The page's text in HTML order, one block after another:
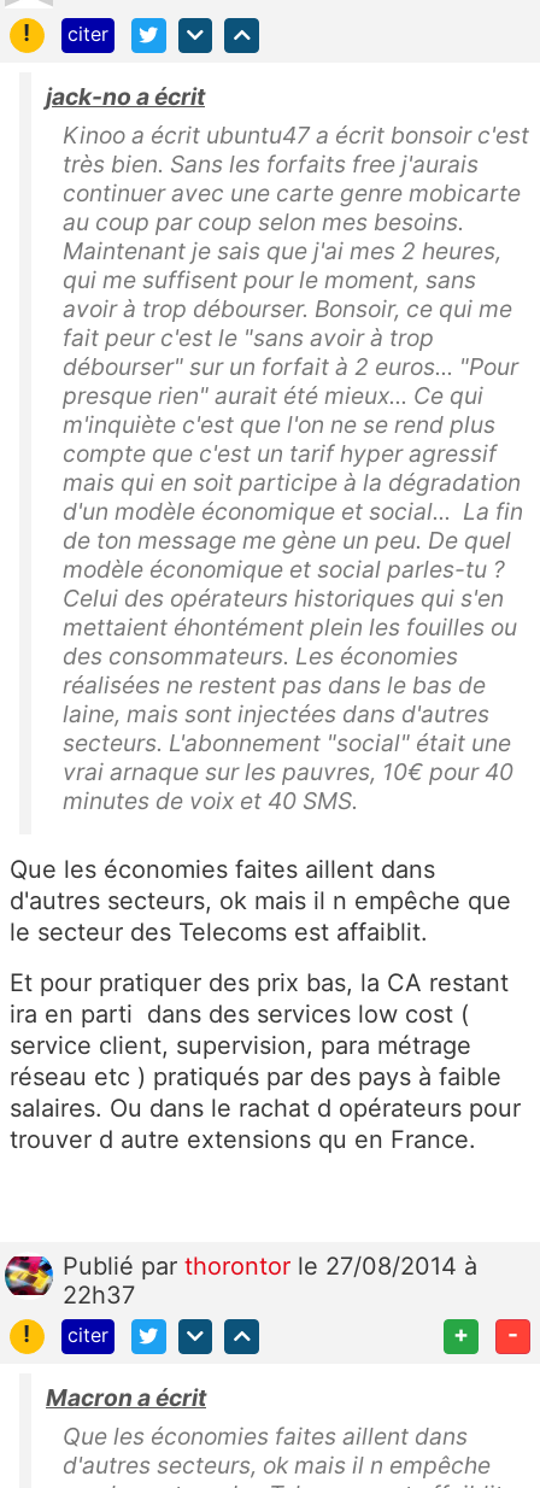
!
citer
jack-no a écrit
Kinoo a écrit ubuntu47 a écrit bonsoir c'est
très bien. Sans les forfaits free j'aurais
continuer avec une carte genre mobicarte
au coup par coup selon mes besoins.
Maintenant je sais que j'ai mes 2 heures,
qui me suffisent pour le moment, sans
avoir à trop débourser. Bonsoir, ce qui me
fait peur c'est le "sans avoir à trop
débourser" sur un forfait à 2 euros... "Pour
presque rien" aurait été mieux... Ce qui
m'inquiète c'est que l'on ne se rend plus
compte que c'est un tarif hyper agressif
mais qui en soit participe à la dégradation
d'un modèle économique et social... La fin
de ton message me gène un peu. De quel
modèle économique et social parles-tu ?
Celui des opérateurs historiques qui s'en
mettaient éhontément plein les fouilles ou
des consommateurs. Les économies
réalisées ne restent pas dans le bas de
laine, mais sont injectées dans d'autres
secteurs. L'abonnement "social" était une
vrai arnaque sur les pauvres, 10€ pour 40
minutes de voix et 40 SMS.
Que les économies faites aillent dans
d'autres secteurs, ok mais il n empêche que
le secteur des Telecoms est affaiblit.
Et pour pratiquer des prix bas, la CA restant
ira en parti dans des services low cost (
service client, supervision, para métrage
réseau etc ) pratiqués par des pays à faible
salaires. Ou dans le rachat d opérateurs pour
trouver d autre extensions qu en France.
Publié par thorontor le 27/08/2014 à
22h37
!
citer + -
Macron a écrit
Que les économies faites aillent dans
d'autres secteurs, ok mais il n empêche